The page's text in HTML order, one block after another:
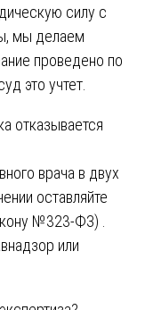
силу с
мы делаем
проведено по
это учтет.
отказывается
врача в двух
оставляйте
№323-ФЗ) .
или